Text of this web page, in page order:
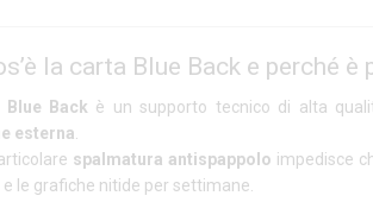
la carta Blue Back e perché
Blue Back è un supporto tecnico di alta
esterna
spalmatura antispappolo impedisce
e le grafiche nitide per settimane.